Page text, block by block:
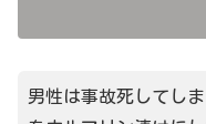
男性は事故死してし